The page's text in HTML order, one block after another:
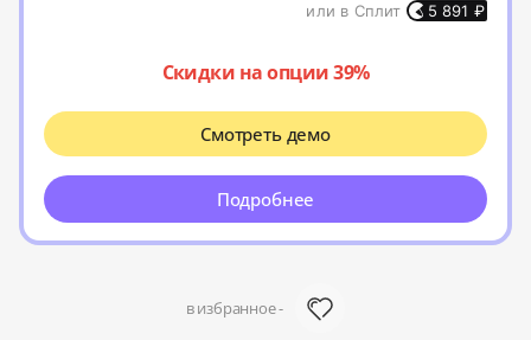
в избранное -
или в Сплит
5 891 ₽
Скидки на опции 39%
Смотреть демо
Подробнее